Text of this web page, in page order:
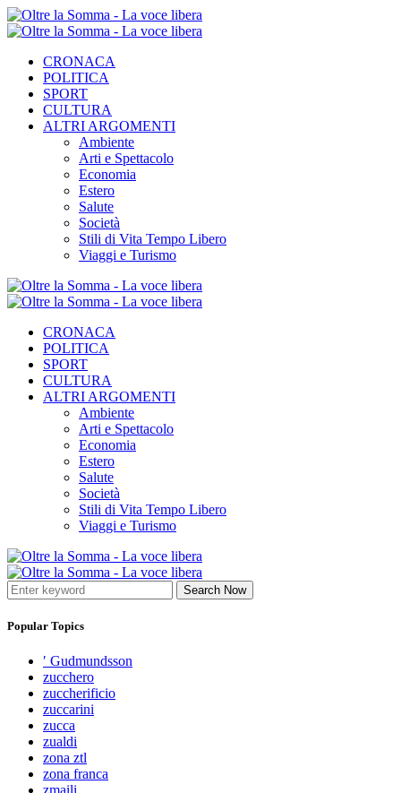
CRONACA
POLITICA
SPORT
CULTURA
ALTRI ARGOMENTI
Ambiente
Arti e Spettacolo
Economia
Estero
Salute
Società
Stili di Vita Tempo Libero
Viaggi e Turismo
CRONACA
POLITICA
SPORT
CULTURA
ALTRI ARGOMENTI
Ambiente
Arti e Spettacolo
Economia
Estero
Salute
Società
Stili di Vita Tempo Libero
Viaggi e Turismo
Search Now
Popular Topics
′ Gudmundsson
zucchero
zuccherificio
zuccarini
zucca
zualdi
zona ztl
zona franca